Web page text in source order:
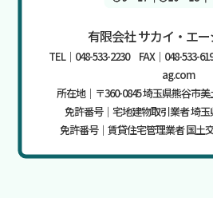
有限会社 サカイ・エ
TEL｜048-533-2230 FAX｜048-533-
ag.com
所在地｜〒360-0845 埼玉県熊谷市
免許番号｜宅地建物取引業者 埼玉
免許番号｜賃貸住宅管理業者 国土